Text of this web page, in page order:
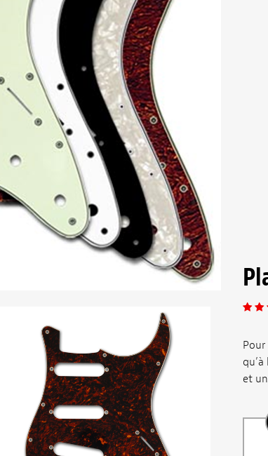
et